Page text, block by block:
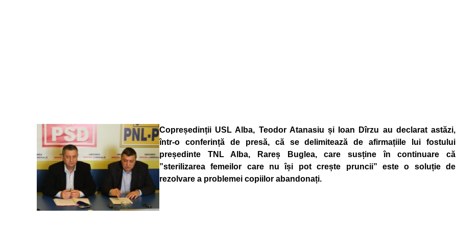
Copreședinții USL Alba, Teodor Atanasiu și Ioan Dîrzu au declarat astăzi,
într-o conferință de presă, că se delimitează de afirmațiile lui fostului
președinte TNL Alba, Rareș Buglea, care susține în continuare că
”sterilizarea femeilor care nu își pot crește pruncii” este o soluție de
rezolvare a problemei copiilor abandonați.